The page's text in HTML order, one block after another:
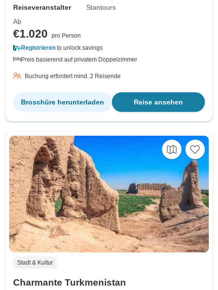
Reiseveranstalter
Stantours
Ab
€1.020
pro Person
Registrieren to unlock savings
Preis basierend auf privatem Doppelzimmer
Buchung erfordert mind. 2 Reisende
Reise ansehen
Broschüre herunterladen
Stadt & Kultur
Charmante Turkmenistan